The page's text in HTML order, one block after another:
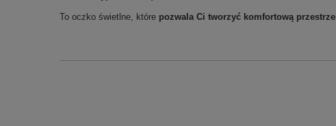
To oczko świetlne, które pozwala Ci tworzyć komfortową